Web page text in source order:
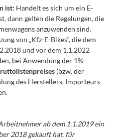
ist: Handelt es sich um ein E-
dann gelten die Regelungen, die
anzuwenden sind.
von „Kfz-E-Bikes“, die dem
und vor dem 1.1.2022
bei Anwendung der 1%-
(bzw. der
des Herstellers, Importeurs
ab dem 1.1.2019 ein
2018 gekauft hat, für